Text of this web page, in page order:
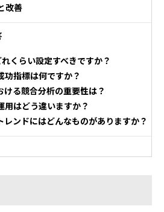
改善
くらい設定すべきですか？
功指標は何ですか？
ける競合分析の重要性は？
用はどう違いますか？
レンドにはどんなものがありますか？